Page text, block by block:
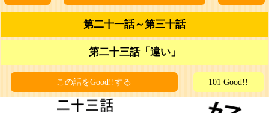
第二十一話～第三十話
第二十三話「違い」
この話をGood!!する 101 Good!!